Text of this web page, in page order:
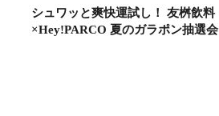
シュワッと爽快運試し！ 友桝飲料
×Hey!PARCO 夏のガラポン抽選会